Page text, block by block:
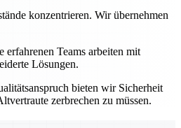
konzentrieren. Wir übernehmen
erfahrenen Teams arbeiten mit
Lösungen.
bieten wir Sicherheit
zerbrechen zu müssen.